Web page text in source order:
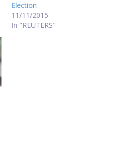
Election
11/11/2015
In "REUTERS"